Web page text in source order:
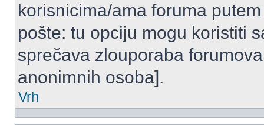
korisnicima/ama foruma
pošte: tu opciju mogu koristiti
sprečava zlouporaba
anonimnih osoba].
Vrh